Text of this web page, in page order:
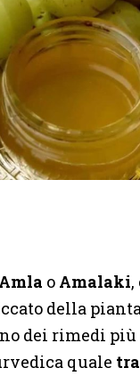
Amla o Amalaki
della
dei rimedi
quale